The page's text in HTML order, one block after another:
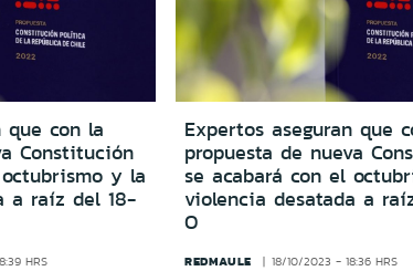
que con la
Constitución
y la
a raíz del 18-
HRS
Expertos aseguran que
propuesta de nueva
se acabará con el
violencia desatada a
O
REDMAULE 18/10/2023 - 18:36 HRS